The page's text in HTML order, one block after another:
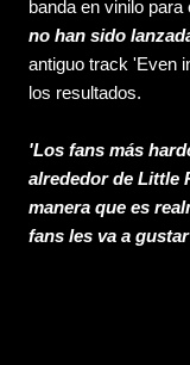
banda en vinilo para
no han sido
antiguo track 'Even
los resultados.
'Los fans más
alrededor de Little
manera que es
fans les va a